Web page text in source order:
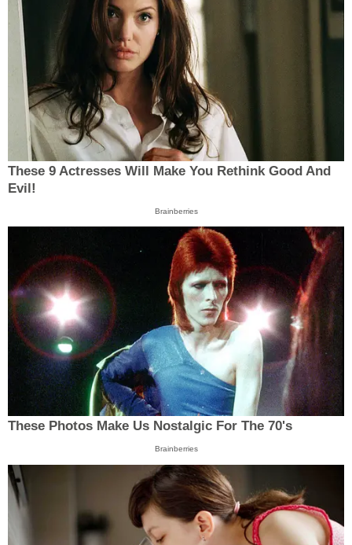
These 9 Actresses Will Make You Rethink Good And
Evil!
Brainberries
These Photos Make Us Nostalgic For The 70's
Brainberries